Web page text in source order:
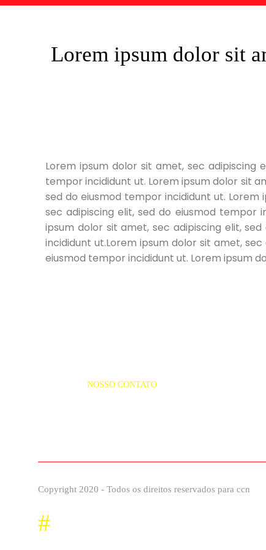
Lorem ipsum dolor sit
Lorem ipsum dolor sit amet, sec adipiscing
tempor incididunt ut. Lorem ipsum dolor sit
sed do eiusmod tempor incididunt ut.
sec adipiscing elit, sed do eiusmod tempor
ipsum dolor sit amet, sec adipiscing elit,
incididunt ut.Lorem ipsum dolor sit amet,
eiusmod tempor incididunt ut. Lorem ipsum
NOSSO CONTATO
Copyright 2020 - Todos os direitos reservados para ccn
#